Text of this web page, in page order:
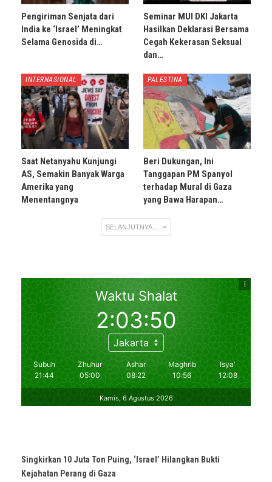
Pengiriman Senjata dari
India ke ‘Israel’ Meningkat
Selama Genosida di…
Seminar MUI DKI Jakarta
Hasilkan Deklarasi Bersama
Cegah Kekerasan Seksual
dan…
INTERNASIONAL
Saat Netanyahu Kunjungi
AS, Semakin Banyak Warga
Amerika yang
Menentangnya
PALESTINA
Beri Dukungan, Ini
Tanggapan PM Spanyol
terhadap Mural di Gaza
yang Bawa Harapan…
SELANJUTNYA ...
Singkirkan 10 Juta Ton Puing, ‘Israel’ Hilangkan Bukti
Kejahatan Perang di Gaza